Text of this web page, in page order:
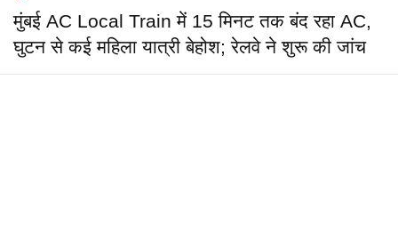
मुंबई AC Local Train में 15 मिनट तक बंद रहा AC,
घुटन से कई महिला यात्री बेहोश; रेलवे ने शुरू की जांच